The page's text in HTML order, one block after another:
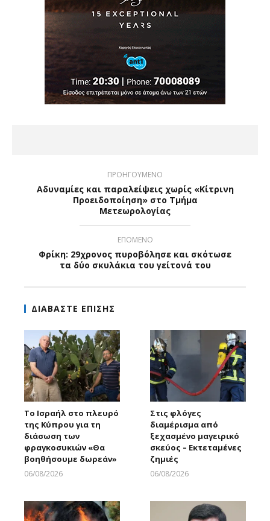
ΠΡΟΗΓΟΥΜΕΝΟ
Αδυναμίες και παραλείψεις χωρίς «Κίτρινη
Προειδοποίηση» στο Τμήμα
Μετεωρολογίας
ΕΠΟΜΕΝΟ
Φρίκη: 29χρονος πυροβόλησε και σκότωσε
τα δύο σκυλάκια του γείτονά του
ΔΙΑΒΑΣΤΕ ΕΠΙΣΗΣ
Το Ισραήλ στο πλευρό
της Κύπρου για τη
διάσωση των
φραγκοσυκιών «Θα
βοηθήσουμε δωρεάν»
06/08/2026
Στις φλόγες
διαμέρισμα από
ξεχασμένο μαγειρικό
σκεύος – Εκτεταμένες
ζημιές
06/08/2026